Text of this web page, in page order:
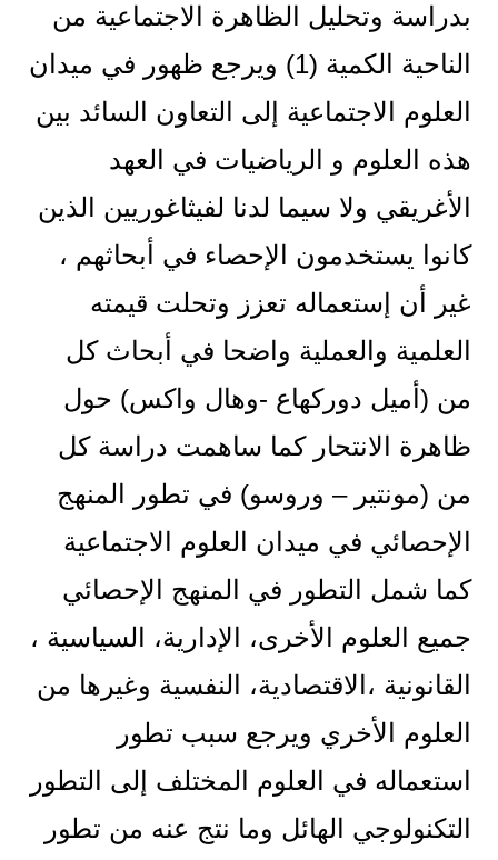
بدراسة وتحليل الظاهرة الاجتماعية من
الناحية الكمية (1) ويرجع ظهور في ميدان
العلوم الاجتماعية إلى التعاون السائد بين
هذه العلوم و الرياضيات في العهد
الأغريقي ولا سيما لدنا لفيثاغوريين الذين
كانوا يستخدمون الإحصاء في أبحاثهم ،
غير أن إستعماله تعزز وتحلت قيمته
العلمية والعملية واضحا في أبحاث كل
من (أميل دوركهاع -وهال واكس) حول
ظاهرة الانتحار كما ساهمت دراسة كل
من (مونتير – وروسو) في تطور المنهج
الإحصائي في ميدان العلوم الاجتماعية
كما شمل التطور في المنهج الإحصائي
جميع العلوم الأخرى، الإدارية، السياسية ،
القانونية ،الاقتصادية، النفسية وغيرها من
العلوم الأخري ويرجع سبب تطور
استعماله في العلوم المختلف إلى التطور
التكنولوجي الهائل وما نتج عنه من تطور